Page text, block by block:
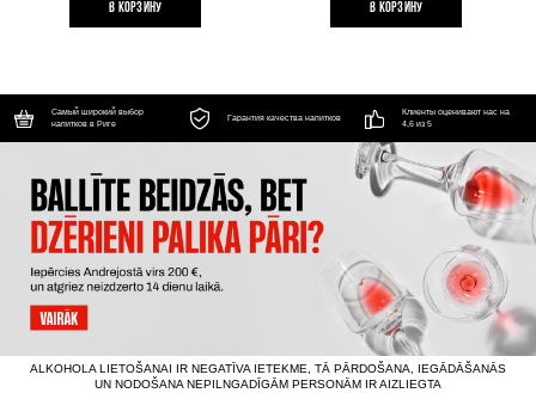
B КОРЗИНУ B КОРЗИНУ
Самый широкий выбор
напитков в Риге
Гарантия качества напитков
Клиенты оценивают нас на
4,6 из 5
ALKOHOLA LIETOŠANAI IR NEGATĪVA IETEKME, TĀ PĀRDOŠANA, IEGĀDĀŠANĀS
UN NODOŠANA NEPILNGADĪGĀM PERSONĀM IR AIZLIEGTA